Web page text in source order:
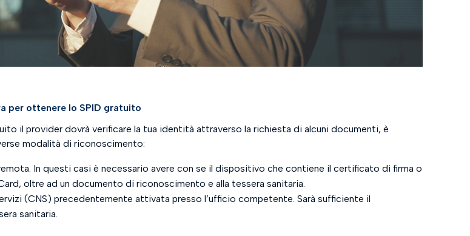
per ottenere lo SPID gratuito
il provider dovrà verificare la tua identità attraverso la richiesta di alcuni documenti, è
modalità di riconoscimento:
In questi casi è necessario avere con se il dispositivo che contiene il certificato di firma o
oltre ad un documento di riconoscimento e alla tessera sanitaria.
(CNS) precedentemente attivata presso l’ufficio competente. Sarà sufficiente il
sanitaria.